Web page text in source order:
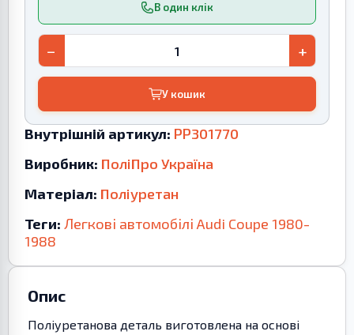
В один клік
− +
У кошик
Внутрішній артикул: PP301770
Виробник: ПоліПро Україна
Матеріал: Поліуретан
Теги: Легкові автомобілі Audi Coupe 1980-
1988
Опис
Поліуретанова деталь виготовлена на основі